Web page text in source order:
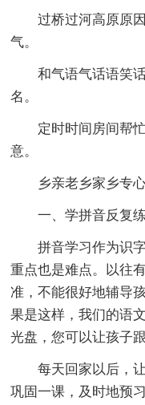
过桥过河高原原因
气。
和气语气话语笑话
名。
定时时间房间帮忙
意。
乡亲老乡家乡专心
一、学拼音反复练
拼音学习作为识字
重点也是难点。以往
准，不能很好地辅导
果是这样，我们的语
光盘，您可以让孩子
每天回家以后，让
巩固一课，及时地预